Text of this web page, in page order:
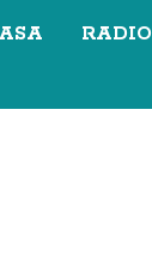
RADIO